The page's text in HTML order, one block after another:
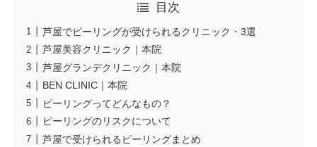
目次
芦屋でピーリングが受けられるクリニック・3選
芦屋美容クリニック｜本院
芦屋グランデクリニック｜本院
BEN CLINIC｜本院
ピーリングってどんなもの？
ピーリングのリスクについて
芦屋で受けられるピーリングまとめ